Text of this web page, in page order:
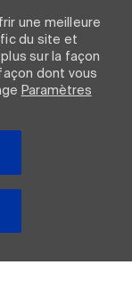
une meilleure
du site et
sur la façon
dont vous
Paramètres